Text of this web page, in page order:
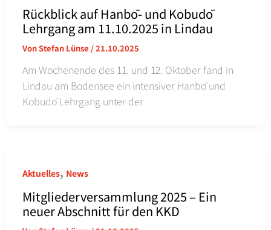
Rückblick auf Hanbō- und Kobudō
Lehrgang am 11.10.2025 in Lindau
VonStefan Lünse /21.10.2025
Am Wochenende des 11. und 12. Oktober fand in
Lindau am Bodensee ein intensiver Hanbō und
Kobudō Lehrgang unter der
Aktuelles, News
Mitgliederversammlung 2025 – Ein
neuer Abschnitt für den KKD